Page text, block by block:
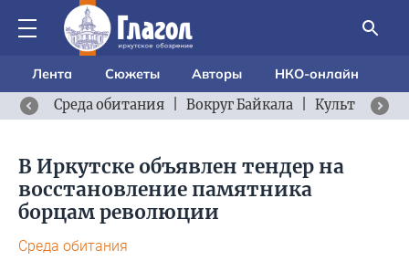
Лента Сюжеты Авторы
НКО-онлайн
Среда обитания
Вокруг Байкала Культурный
В Иркутске объявлен тендер на
восстановление памятника
борцам революции
Среда обитания